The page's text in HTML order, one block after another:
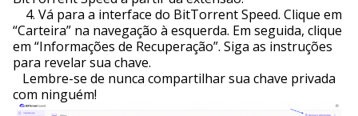
4. Vá para a interface do BitTorrent Speed. Clique em
“Carteira” na navegação à esquerda. Em seguida, clique
em “Informações de Recuperação”. Siga as instruções
para revelar sua chave.
Lembre-se de nunca compartilhar sua chave privada
com ninguém!